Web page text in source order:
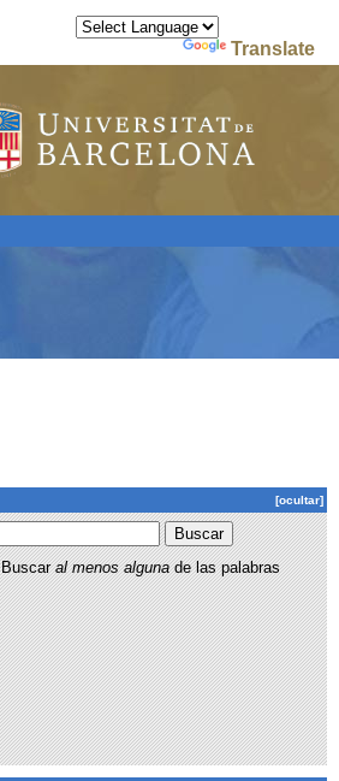
Translate
[ocultar]
Buscaral menos algunade las palabras